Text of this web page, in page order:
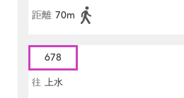
距離 70m
678
往 上水